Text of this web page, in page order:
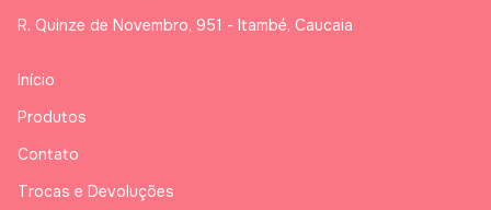
R. Quinze de Novembro, 951 - Itambé, Caucaia
Início
Produtos
Contato
Trocas e Devoluções